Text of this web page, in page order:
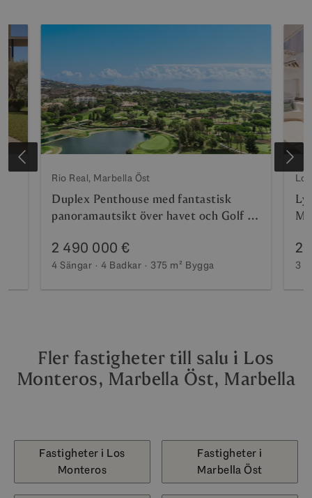
Rio Real, Marbella Öst
Duplex Penthouse med fantastisk
panoramautsikt över havet och Golf i
Vistagolf
2 490 000 €
4 Sängar 4 Badkar 375 m² Bygga
2
3
Fler fastigheter till salu i Los
Monteros, Marbella Öst, Marbella
Fastigheter i Los
Monteros
Fastigheter i
Marbella Öst